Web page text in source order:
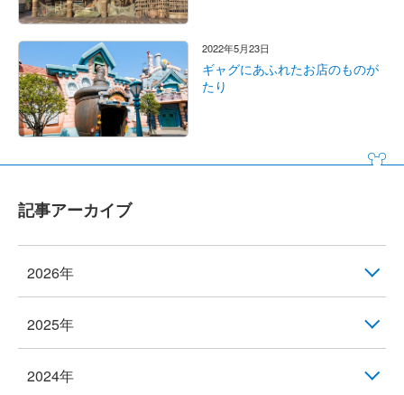
2022年5月23日
ギャグにあふれたお店のものが
たり
記事アーカイブ
2026年
2025年
2024年